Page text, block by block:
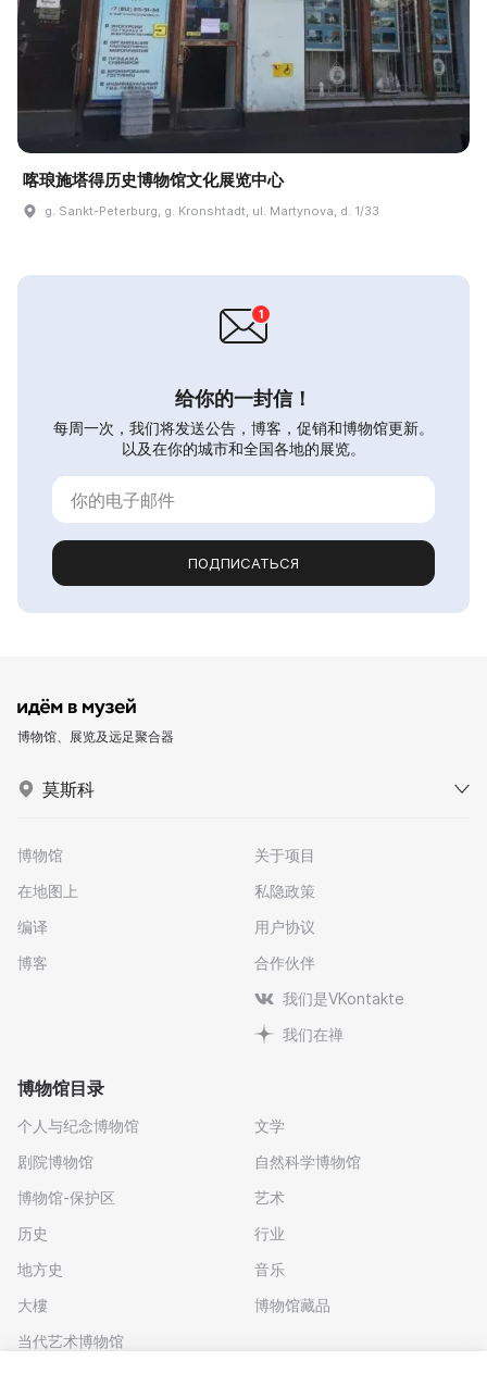
喀琅施塔得历史博物馆文化展览中心
g. Sankt-Peterburg, g. Kronshtadt, ul. Martynova, d. 1/33
给你的一封信！
每周一次，我们将发送公告，博客，促销和博物馆更新。
以及在你的城市和全国各地的展览。
ПОДПИСАТЬСЯ
博物馆、展览及远足聚合器
莫斯科
博物馆
在地图上
编译
博客
关于项目
私隐政策
用户协议
合作伙伴
我们是VKontakte
我们在禅
博物馆目录
个人与纪念博物馆
剧院博物馆
博物馆-保护区
历史
地方史
大樓
当代艺术博物馆
文学
自然科学博物馆
艺术
行业
音乐
博物馆藏品